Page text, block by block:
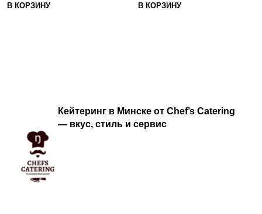
В КОРЗИНУ В КОРЗИНУ
Кейтеринг в Минске от Chef’s Catering
— вкус, стиль и сервис